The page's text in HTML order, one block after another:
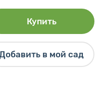
Купить
в мой сад